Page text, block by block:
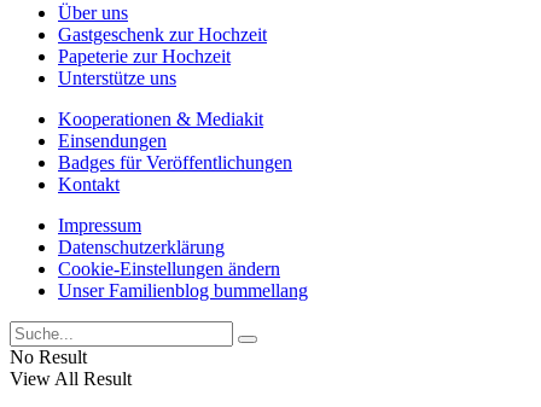
Über uns
Gastgeschenk zur Hochzeit
Papeterie zur Hochzeit
Unterstütze uns
Kooperationen & Mediakit
Einsendungen
Badges für Veröffentlichungen
Kontakt
Impressum
Datenschutzerklärung
Cookie-Einstellungen ändern
Unser Familienblog bummellang
No Result
View All Result